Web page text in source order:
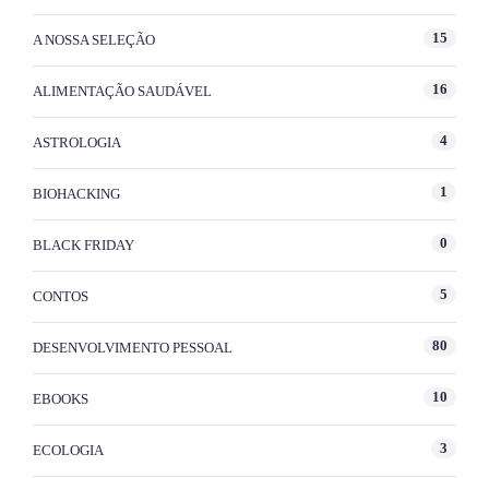
A NOSSA SELEÇÃO 15
ALIMENTAÇÃO SAUDÁVEL 16
ASTROLOGIA 4
BIOHACKING 1
BLACK FRIDAY 0
CONTOS 5
DESENVOLVIMENTO PESSOAL 80
EBOOKS 10
ECOLOGIA 3